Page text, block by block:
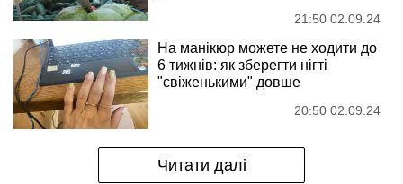
21:50 02.09.24
На манікюр можете не ходити до
6 тижнів: як зберегти нігті
"свіженькими" довше
20:50 02.09.24
Читати далі